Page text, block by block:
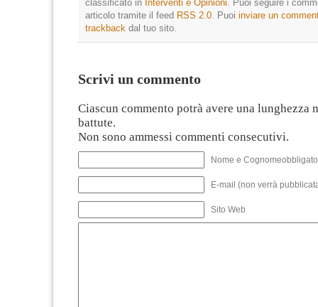
classificato in Interventi e Opinioni. Puoi seguire i
articolo tramite il feed RSS 2.0. Puoi inviare un
trackback dal tuo sito.
Scrivi un commento
Ciascun commento potrà avere una lunghezza
battute.
Non sono ammessi commenti consecutivi.
Nome e
E-mail (non verrà
Sito Web